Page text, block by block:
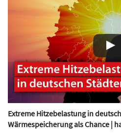
Extreme Hitzebelastung in
Wärmespeicherung als Chance |